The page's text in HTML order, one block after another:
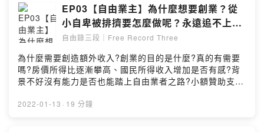
https://open.firstory.me/story/ckzfnks2q01hu0868lme
44dcv?m=comment自由錄三段｜Free Record ThreeIG
關注：https://www.instagram.com/FRT.JY邀請路人五星
評論留言，聽大家回饋是我錄製的動力~歡迎工商業配贊助
乾爹乾娘聯繫:frt.jy777@gmail.comPowered by
Firstory Hosting
EP03【自由業主】為什麼想要創業？從
小自卑被排擠要怎麼做呢？永遠追不上的
房價、物價通膨、大麥克指數
自由錄三段｜Free Record Three
為什麼需要創造額外收入?創業的目的是什麼?真的有需要
嗎?房價所得比逐漸攀高、國民所得收入增加是否有感?背
景不好沒有能力是否也能踏上自由業者之路?小額贊助支持
你對這一集的想法：
2022-01-13 · 19 分鐘